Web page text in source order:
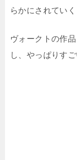
らかにされてい
ヴォークトの作
し、やっぱりすご